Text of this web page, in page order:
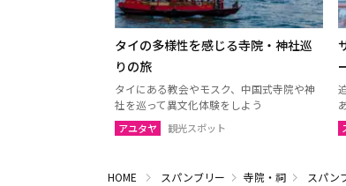
タイの多様性を感じる寺院・神社巡
りの旅
タイにある教会やモスク、中国式寺院や神
社を巡って異文化体験をしよう
アユタヤ 観光スポット
HOME スパンブリー 寺院・祠 スパン